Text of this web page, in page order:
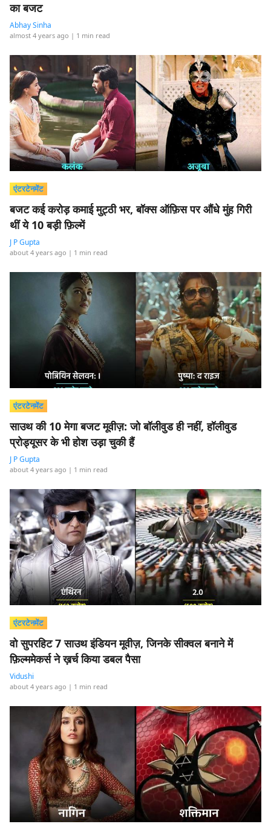
का बजट
Abhay Sinha
almost 4 years ago | 1 min read
एंटरटेनमेंट
बजट कई करोड़ कमाई मुट्ठी भर, बॉक्स ऑफ़िस पर औंधे मुंह गिरी
थीं ये 10 बड़ी फ़िल्में
J P Gupta
about 4 years ago | 1 min read
एंटरटेनमेंट
साउथ की 10 मेगा बजट मूवीज़: जो बॉलीवुड ही नहीं, हॉलीवुड
प्रोड्यूसर के भी होश उड़ा चुकी हैं
J P Gupta
about 4 years ago | 1 min read
एंटरटेनमेंट
वो सुपरहिट 7 साउथ इंडियन मूवीज़, जिनके सीक्वल बनाने में
फ़िल्ममेकर्स ने ख़र्च किया डबल पैसा
Vidushi
about 4 years ago | 1 min read